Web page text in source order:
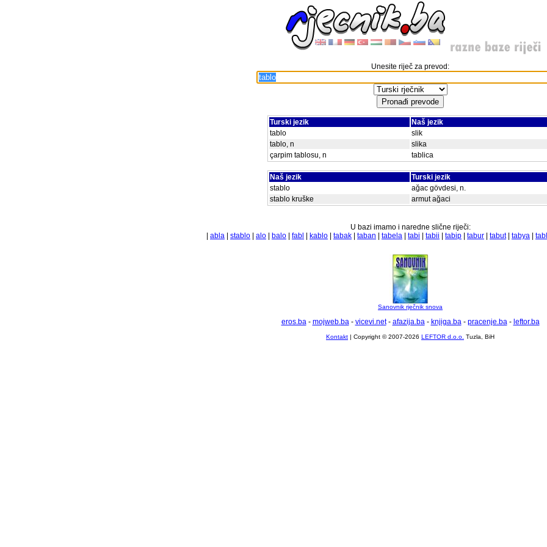
Unesite riječ za prevod:
Turski jezik
Naš jezik
tablo
slik
tablo, n
slika
çarpim tablosu, n
tablica
Naš jezik
Turski jezik
stablo
ağac gövdesi, n.
stablo kruške
armut ağaci
U bazi imamo i naredne slične riječi:
abla stablo alo balo fabl kablo tabak taban tabela tabi tabii tabip tabur tabut| tabya
Sanovnik rječnik snova
eros.ba- mojweb.ba- vicevi.net- afazija.ba- knjiga.ba- pracenje.ba- leftor.ba
Kontakt | Copyright © 2007-2026 LEFTOR d.o.o. Tuzla, BiH